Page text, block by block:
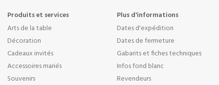
Produits et services
Arts de la table
Décoration
Cadeaux invités
Accessoires mariés
Souvenirs
Plus d'informations
Dates d'expédition
Dates de fermeture
Gabarits et fiches techniques
Infos fond blanc
Revendeurs